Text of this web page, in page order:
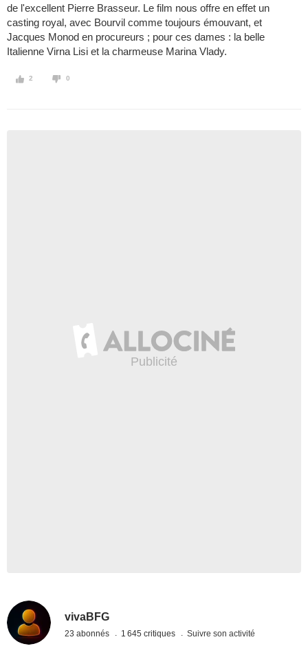
de l'excellent Pierre Brasseur. Le film nous offre en effet un
casting royal, avec Bourvil comme toujours émouvant, et
Jacques Monod en procureurs ; pour ces dames : la belle
Italienne Virna Lisi et la charmeuse Marina Vlady.
2 0
vivaBFG
23 abonnés 1 645 critiques Suivre son activité